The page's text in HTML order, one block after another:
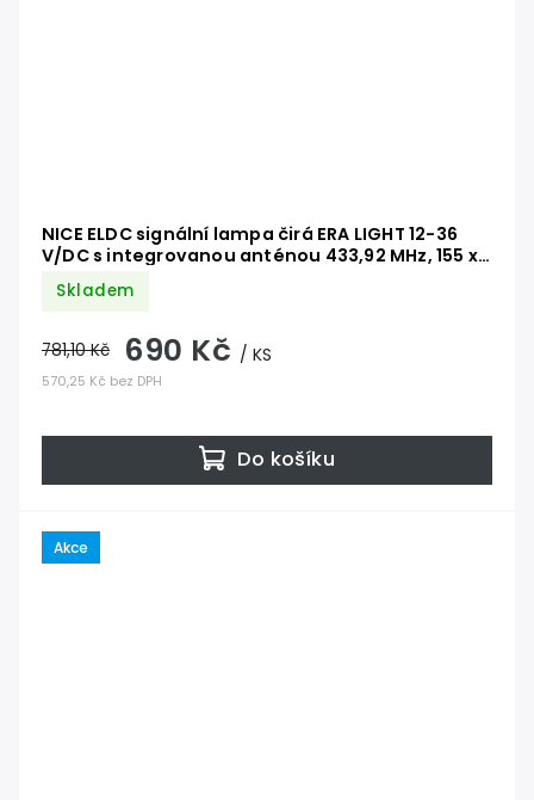
NICE ELDC signální lampa čirá ERA LIGHT 12-36
V/DC s integrovanou anténou 433,92 MHz, 155 x
Skladem
570,25 Kč bez DPH
781,10 Kč 690 Kč / KS
Do košíku
Akce